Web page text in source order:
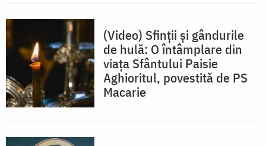
(Video) Sfinții și gândurile
de hulă: O întâmplare din
viața Sfântului Paisie
Aghioritul, povestită de PS
Macarie